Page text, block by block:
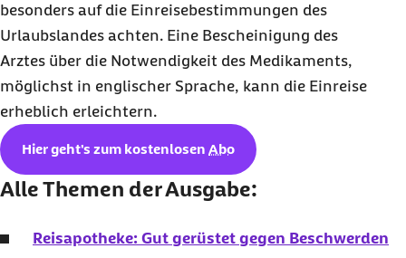
besonders auf die Einreisebestimmungen des
Urlaubslandes achten. Eine Bescheinigung des
Arztes über die Notwendigkeit des Medikaments,
möglichst in englischer Sprache, kann die Einreise
erheblich erleichtern.
Hier geht's zum kostenlosen Abo
Alle Themen der Ausgabe:
Reisapotheke: Gut gerüstet gegen Beschwerden